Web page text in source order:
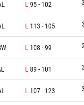
L 95- 102
L 113 - 105
L 108 -99
L 89 - 101
L 107- 123